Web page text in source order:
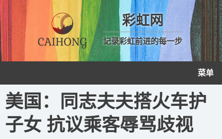
彩虹网
记录彩虹前进的每一步
菜单
美国：同志夫夫搭火车护
子女 抗议乘客辱骂歧视